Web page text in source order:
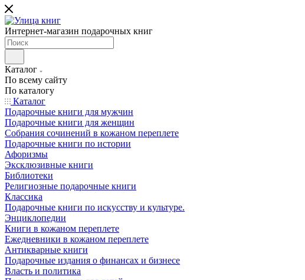
Интернет-магазин подарочных книг
Каталог
По всему сайту
По каталогу
Каталог
Подарочные книги для мужчин
Подарочные книги для женщин
Собрания сочинений в кожаном переплете
Подарочные книги по истории
Афоризмы
Эксклюзивные книги
Библиотеки
Религиозные подарочные книги
Классика
Подарочные книги по искусству и культуре.
Энциклопедии
Книги в кожаном переплете
Ежедневники в кожаном переплете
Антикварные книги
Подарочные издания о финансах и бизнесе
Власть и политика